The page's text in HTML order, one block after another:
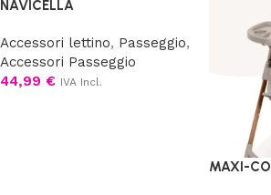
NAVICELLA
Accessori lettino, Passeggio,
Accessori Passeggio
44,99 € IVA Incl.
MAXI-